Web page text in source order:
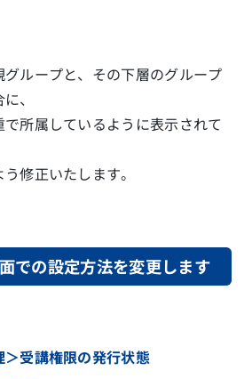
ループと、その下層のグループ
、
所属しているように表示されて
修正いたします。
での設定方法を変更します
受講権限の発行状態